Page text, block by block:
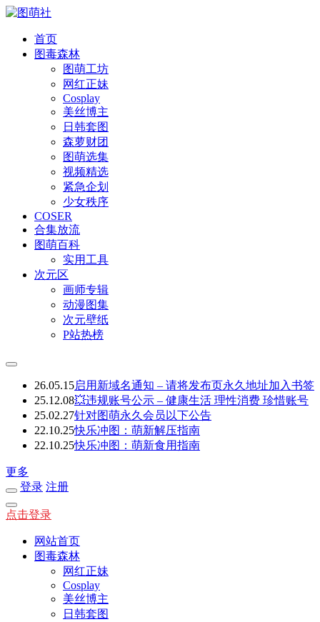
首页
图毒森林
图萌工坊
网红正妹
Cosplay
美丝博主
日韩套图
森萝财团
图萌选集
视频精选
紧急企划
少女秩序
COSER
合集放流
图萌百科
实用工具
次元区
画师专辑
动漫图集
次元壁纸
P站热榜
26.05.15启用新域名通知 – 请将发布页永久地址加入书签
25.12.08💥违规账号公示 – 健康生活 理性消费 珍惜账号
25.02.27针对图萌永久会员以下公告
22.10.25快乐冲图：萌新解压指南
22.10.25快乐冲图：萌新食用指南
更多
登录 注册
点击登录
网站首页
图毒森林
网红正妹
Cosplay
美丝博主
日韩套图